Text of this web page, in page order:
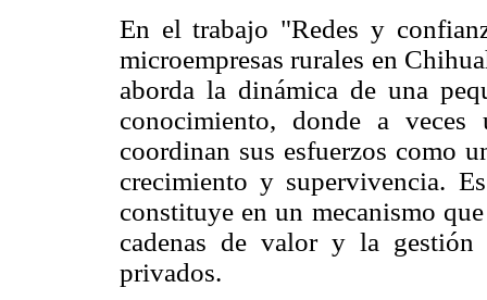
En el trabajo "Redes y
microempresas rurales en
aborda la dinámica de una
conocimiento, donde a
coordinan sus esfuerzos como
crecimiento y supervivencia.
constituye en un mecanismo
cadenas de valor y la
privados.